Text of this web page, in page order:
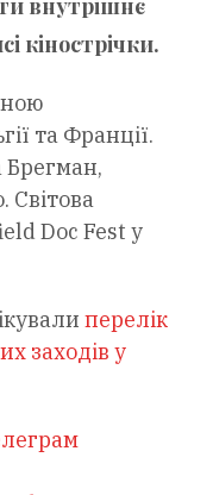
внутрішнє
кінострічки.
та Франції.
Світова
Doc Fest у
перелік
заходів у